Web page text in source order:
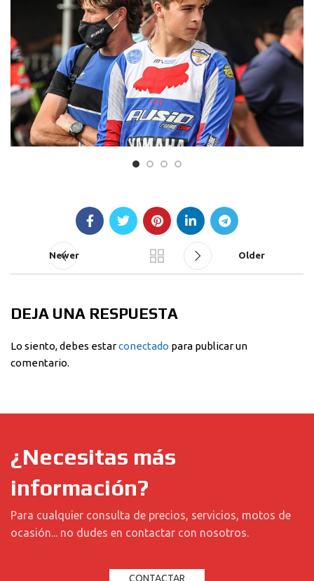
Newer Older
DEJA UNA RESPUESTA
Lo siento, debes estarconectado para publicar un
comentario.
¿Necesitas más
información?
Para cualquier consulta de precios, servicios, motos de
ocasión... no dudes en contactar con nosotros.
CONTACTAR